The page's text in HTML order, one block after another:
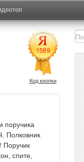
Код кнопки
поручика
Полковник
Поручик
спите,